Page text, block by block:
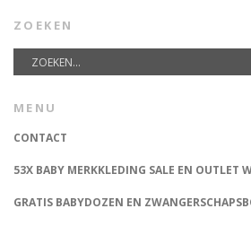
ZOEKEN
MENU
CONTACT
53X BABY MERKKLEDING SALE EN OUTLET
GRATIS BABYDOZEN EN